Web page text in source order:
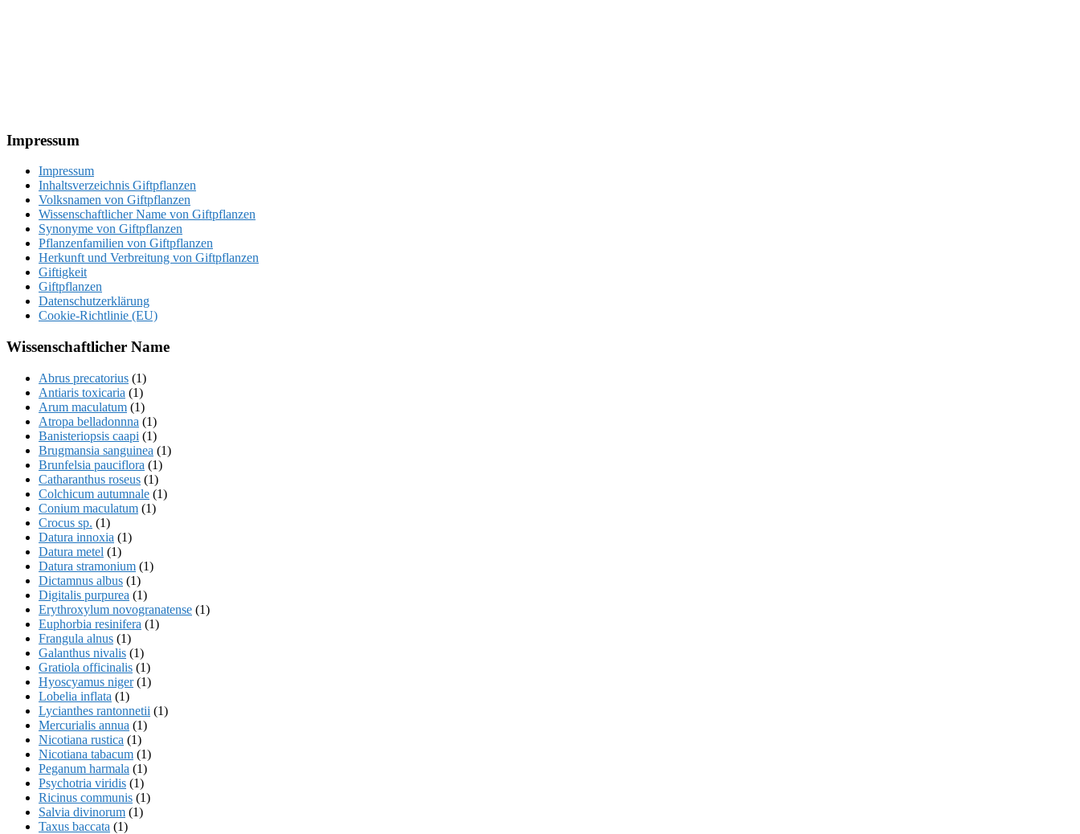
Footer
Impressum
Impressum
Inhaltsverzeichnis Giftpflanzen
Volksnamen von Giftpflanzen
Wissenschaftlicher Name von Giftpflanzen
Synonyme von Giftpflanzen
Pflanzenfamilien von Giftpflanzen
Herkunft und Verbreitung von Giftpflanzen
Giftigkeit
Giftpflanzen
Datenschutzerklärung
Cookie-Richtlinie (EU)
Wissenschaftlicher Name
Abrus precatorius (1)
Antiaris toxicaria (1)
Arum maculatum (1)
Atropa belladonnna (1)
Banisteriopsis caapi (1)
Brugmansia sanguinea (1)
Brunfelsia pauciflora (1)
Catharanthus roseus (1)
Colchicum autumnale (1)
Conium maculatum (1)
Crocus sp. (1)
Datura innoxia (1)
Datura metel (1)
Datura stramonium (1)
Dictamnus albus (1)
Digitalis purpurea (1)
Erythroxylum novogranatense (1)
Euphorbia resinifera (1)
Frangula alnus (1)
Galanthus nivalis (1)
Gratiola officinalis (1)
Hyoscyamus niger(1)
Lobelia inflata (1)
Lycianthes rantonnetii (1)
Mercurialis annua (1)
Nicotiana rustica (1)
Nicotiana tabacum (1)
Peganum harmala (1)
Psychotria viridis (1)
Ricinus communis (1)
Salvia divinorum (1)
Taxus baccata (1)